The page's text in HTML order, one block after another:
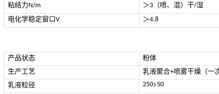
粘结力 N/m ＞3 （喷、混）干/湿
电化学稳定窗口V ＞4.8
产品状态
粉体
生产工艺
乳液聚合+喷雾干燥（一
乳液粒径
250±50